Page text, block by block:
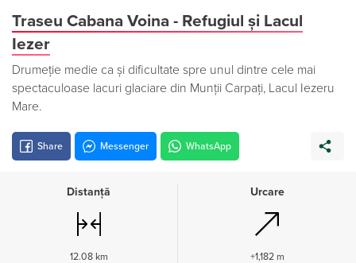
Traseu Cabana Voina - Refugiul și Lacul
Iezer
Drumeție medie ca și dificultate spre unul dintre cele mai
spectaculoase lacuri glaciare din Munții Carpați, Lacul Iezeru
Mare.
Share Messenger WhatsApp
Distanță
12.08 km
Urcare
+1,182 m